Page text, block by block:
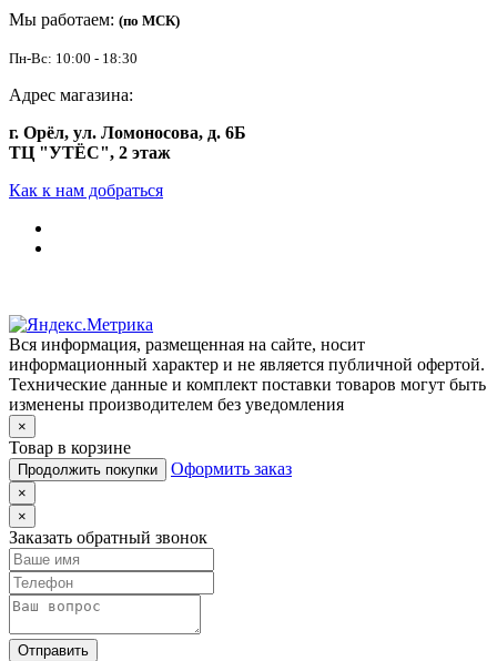
Мы работаем: (по МСК)
Пн-Вс: 10:00 - 18:30
Адрес магазина:
г. Орёл, ул. Ломоносова, д. 6Б
ТЦ "УТЁС", 2 этаж
Как к нам добраться
Вся информация, размещенная на сайте, носит
информационный характер и не является публичной офертой.
Технические данные и комплект поставки товаров могут быть
изменены производителем без уведомления
×
Товар в корзине
Продолжить покупки Оформить заказ
×
×
Заказать обратный звонок
Отправить